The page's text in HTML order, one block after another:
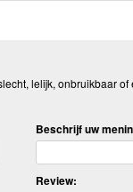
lelijk, onbruikbaar
Beschrijf uw
Review: